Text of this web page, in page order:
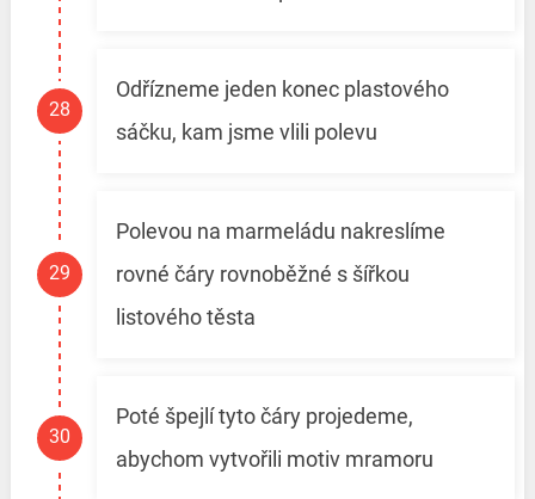
Odřízneme jeden konec plastového
sáčku, kam jsme vlili polevu
Polevou na marmeládu nakreslíme
rovné čáry rovnoběžné s šířkou
listového těsta
Poté špejlí tyto čáry projedeme,
abychom vytvořili motiv mramoru